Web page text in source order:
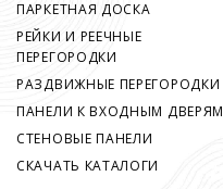
ПАРКЕТНАЯ ДОСКА
РЕЙКИ И РЕЕЧНЫЕ
ПЕРЕГОРОДКИ
РАЗДВИЖНЫЕ ПЕРЕГОРОДКИ
ПАНЕЛИ К ВХОДНЫМ ДВЕРЯМ
СТЕНОВЫЕ ПАНЕЛИ
СКАЧАТЬ КАТАЛОГИ